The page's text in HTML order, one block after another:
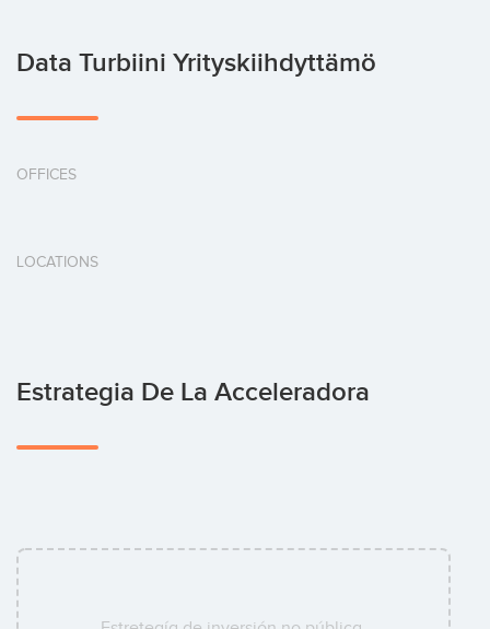
Data Turbiini Yrityskiihdyttämö
OFFICES
LOCATIONS
Estrategia De La Acceleradora